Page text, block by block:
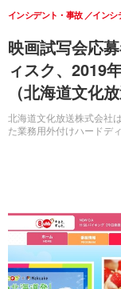
映画試写会応
ィスク、2019
（北海道文化放
北海道文化放送株式会社
た業務用外付けハードデ
インシデント・事故 インシ